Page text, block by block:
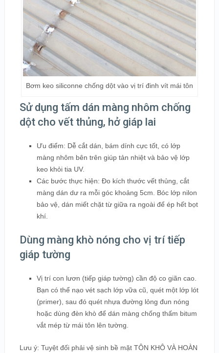
Bơm keo siliconne chống dột vào vị trí đinh vít mái tôn
Sử dụng tấm dán màng nhôm chống
dột cho vết thủng, hở giáp lai
Ưu điểm: Dễ cắt dán, bám dính cực tốt, có lớp
màng nhôm bên trên giúp tản nhiệt và bảo vệ lớp
keo khỏi tia UV.
Các bước thực hiện: Đo kích thước vết thủng, cắt
màng dán dư ra mỗi góc khoảng 5cm. Bóc lớp nilon
bảo vệ, dán miết chặt từ giữa ra ngoài để ép hết bọt
khí.
Dùng màng khò nóng cho vị trí tiếp
giáp tường
Vị trí con lươn (tiếp giáp tường) cần độ co giãn cao.
Bạn có thể nạo vét sạch lớp vữa cũ, quét một lớp lót
(primer), sau đó quét nhựa đường lỏng đun nóng
hoặc dùng đèn khò để dán màng chống thấm bitum
vắt mép từ mái tôn lên tường.
Lưu ý: Tuyệt đối phải vệ sinh bề mặt TÔN KHÔ VÀ HOÀN